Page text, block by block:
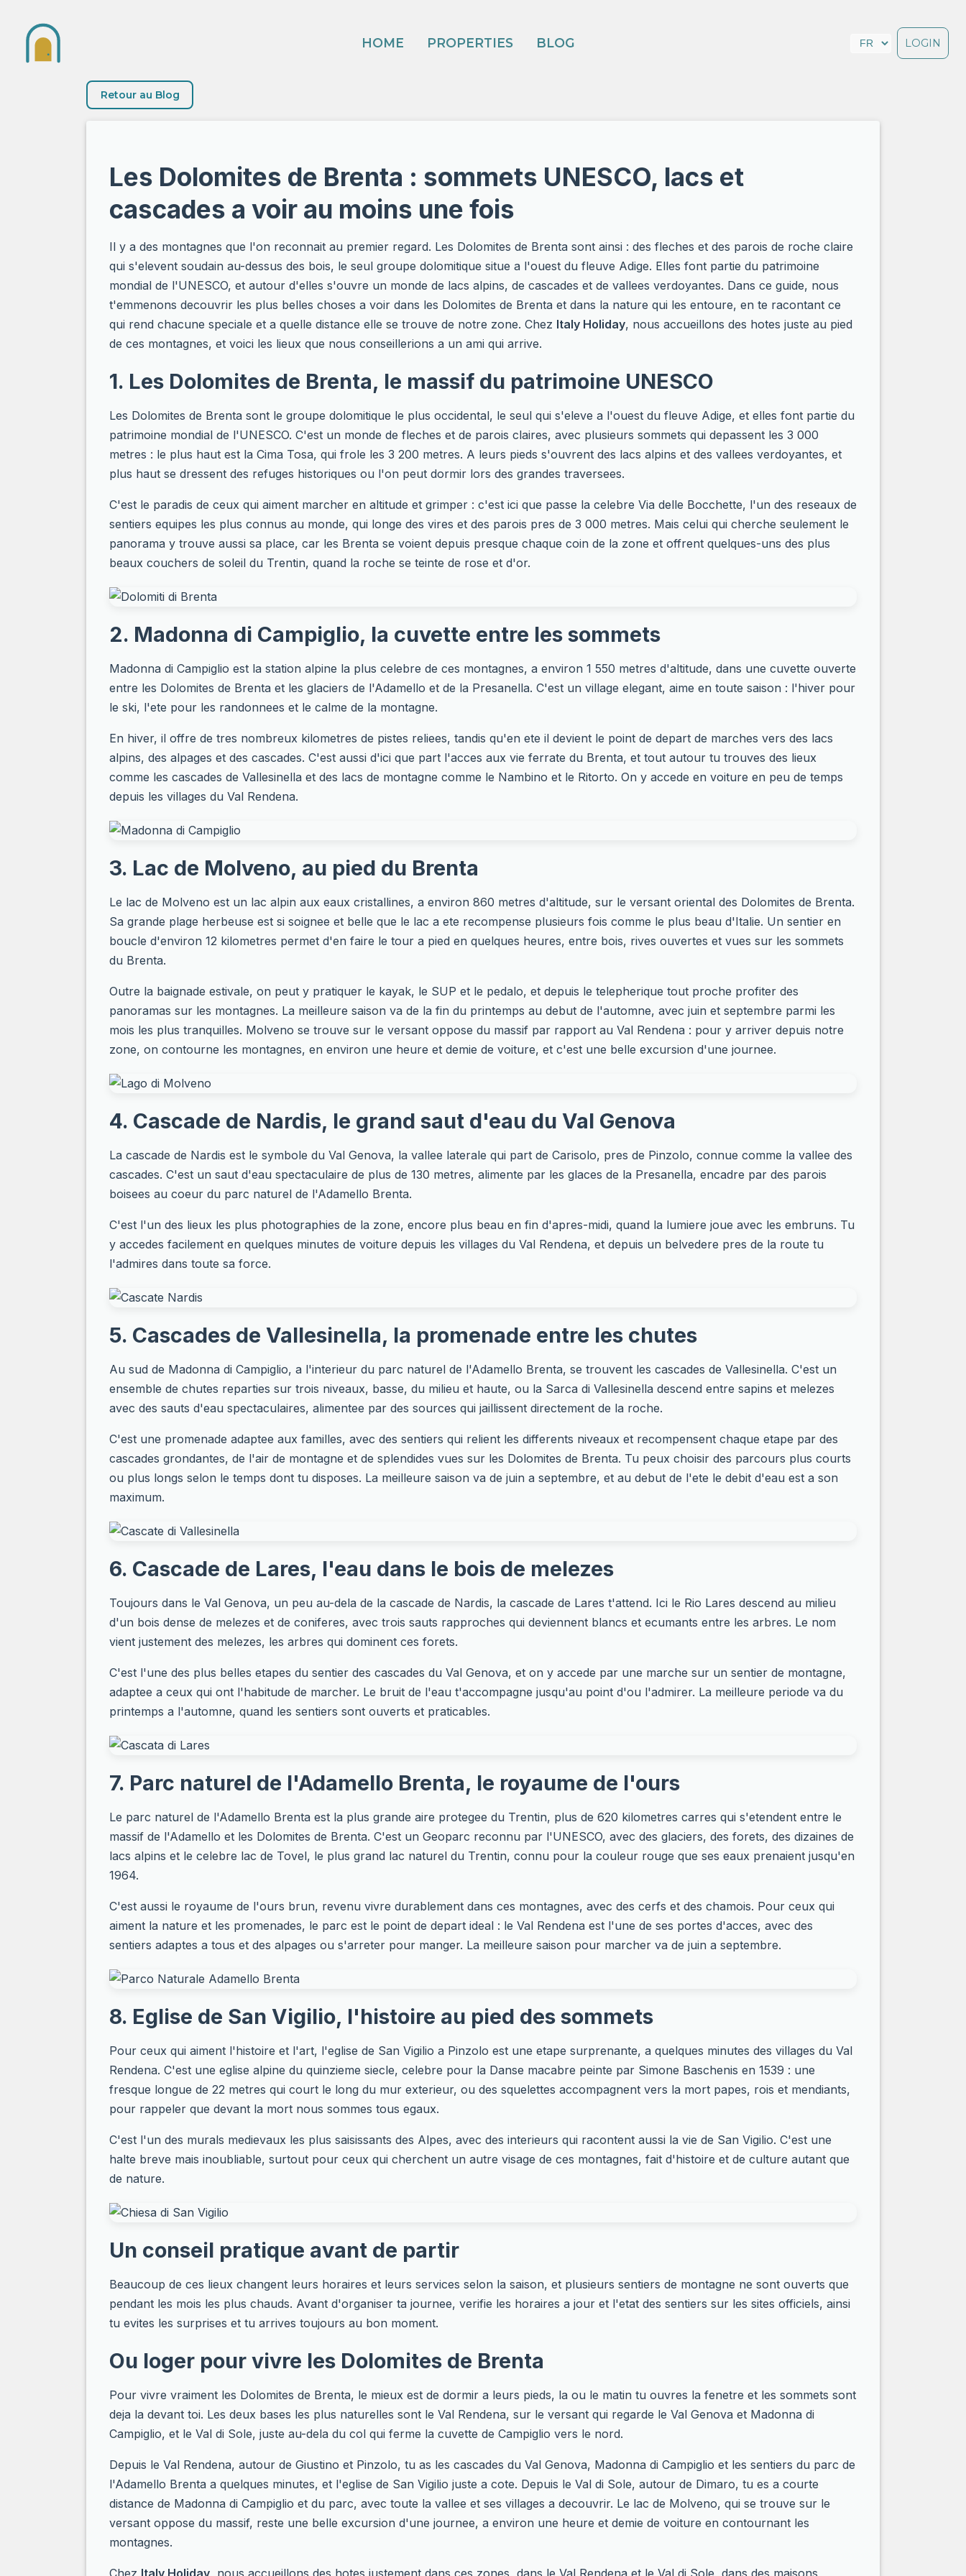
HOME PROPERTIES BLOG LOGIN
Retour au Blog
Les Dolomites de Brenta : sommets UNESCO, lacs et
cascades a voir au moins une fois
Il y a des montagnes que l'on reconnait au premier regard. Les Dolomites de Brenta sont ainsi : des fleches et des parois de roche claire
qui s'elevent soudain au-dessus des bois, le seul groupe dolomitique situe a l'ouest du fleuve Adige. Elles font partie du patrimoine
mondial de l'UNESCO, et autour d'elles s'ouvre un monde de lacs alpins, de cascades et de vallees verdoyantes. Dans ce guide, nous
t'emmenons decouvrir les plus belles choses a voir dans les Dolomites de Brenta et dans la nature qui les entoure, en te racontant ce
qui rend chacune speciale et a quelle distance elle se trouve de notre zone. Chez Italy Holiday, nous accueillons des hotes juste au pied
de ces montagnes, et voici les lieux que nous conseillerions a un ami qui arrive.
1. Les Dolomites de Brenta, le massif du patrimoine UNESCO
Les Dolomites de Brenta sont le groupe dolomitique le plus occidental, le seul qui s'eleve a l'ouest du fleuve Adige, et elles font partie du
patrimoine mondial de l'UNESCO. C'est un monde de fleches et de parois claires, avec plusieurs sommets qui depassent les 3 000
metres : le plus haut est la Cima Tosa, qui frole les 3 200 metres. A leurs pieds s'ouvrent des lacs alpins et des vallees verdoyantes, et
plus haut se dressent des refuges historiques ou l'on peut dormir lors des grandes traversees.
C'est le paradis de ceux qui aiment marcher en altitude et grimper : c'est ici que passe la celebre Via delle Bocchette, l'un des reseaux de
sentiers equipes les plus connus au monde, qui longe des vires et des parois pres de 3 000 metres. Mais celui qui cherche seulement le
panorama y trouve aussi sa place, car les Brenta se voient depuis presque chaque coin de la zone et offrent quelques-uns des plus
beaux couchers de soleil du Trentin, quand la roche se teinte de rose et d'or.
2. Madonna di Campiglio, la cuvette entre les sommets
Madonna di Campiglio est la station alpine la plus celebre de ces montagnes, a environ 1 550 metres d'altitude, dans une cuvette ouverte
entre les Dolomites de Brenta et les glaciers de l'Adamello et de la Presanella. C'est un village elegant, aime en toute saison : l'hiver pour
le ski, l'ete pour les randonnees et le calme de la montagne.
En hiver, il offre de tres nombreux kilometres de pistes reliees, tandis qu'en ete il devient le point de depart de marches vers des lacs
alpins, des alpages et des cascades. C'est aussi d'ici que part l'acces aux vie ferrate du Brenta, et tout autour tu trouves des lieux
comme les cascades de Vallesinella et des lacs de montagne comme le Nambino et le Ritorto. On y accede en voiture en peu de temps
depuis les villages du Val Rendena.
3. Lac de Molveno, au pied du Brenta
Le lac de Molveno est un lac alpin aux eaux cristallines, a environ 860 metres d'altitude, sur le versant oriental des Dolomites de Brenta.
Sa grande plage herbeuse est si soignee et belle que le lac a ete recompense plusieurs fois comme le plus beau d'Italie. Un sentier en
boucle d'environ 12 kilometres permet d'en faire le tour a pied en quelques heures, entre bois, rives ouvertes et vues sur les sommets
du Brenta.
Outre la baignade estivale, on peut y pratiquer le kayak, le SUP et le pedalo, et depuis le telepherique tout proche profiter des
panoramas sur les montagnes. La meilleure saison va de la fin du printemps au debut de l'automne, avec juin et septembre parmi les
mois les plus tranquilles. Molveno se trouve sur le versant oppose du massif par rapport au Val Rendena : pour y arriver depuis notre
zone, on contourne les montagnes, en environ une heure et demie de voiture, et c'est une belle excursion d'une journee.
4. Cascade de Nardis, le grand saut d'eau du Val Genova
La cascade de Nardis est le symbole du Val Genova, la vallee laterale qui part de Carisolo, pres de Pinzolo, connue comme la vallee des
cascades. C'est un saut d'eau spectaculaire de plus de 130 metres, alimente par les glaces de la Presanella, encadre par des parois
boisees au coeur du parc naturel de l'Adamello Brenta.
C'est l'un des lieux les plus photographies de la zone, encore plus beau en fin d'apres-midi, quand la lumiere joue avec les embruns. Tu
y accedes facilement en quelques minutes de voiture depuis les villages du Val Rendena, et depuis un belvedere pres de la route tu
l'admires dans toute sa force.
5. Cascades de Vallesinella, la promenade entre les chutes
Au sud de Madonna di Campiglio, a l'interieur du parc naturel de l'Adamello Brenta, se trouvent les cascades de Vallesinella. C'est un
ensemble de chutes reparties sur trois niveaux, basse, du milieu et haute, ou la Sarca di Vallesinella descend entre sapins et melezes
avec des sauts d'eau spectaculaires, alimentee par des sources qui jaillissent directement de la roche.
C'est une promenade adaptee aux familles, avec des sentiers qui relient les differents niveaux et recompensent chaque etape par des
cascades grondantes, de l'air de montagne et de splendides vues sur les Dolomites de Brenta. Tu peux choisir des parcours plus courts
ou plus longs selon le temps dont tu disposes. La meilleure saison va de juin a septembre, et au debut de l'ete le debit d'eau est a son
maximum.
6. Cascade de Lares, l'eau dans le bois de melezes
Toujours dans le Val Genova, un peu au-dela de la cascade de Nardis, la cascade de Lares t'attend. Ici le Rio Lares descend au milieu
d'un bois dense de melezes et de coniferes, avec trois sauts rapproches qui deviennent blancs et ecumants entre les arbres. Le nom
vient justement des melezes, les arbres qui dominent ces forets.
C'est l'une des plus belles etapes du sentier des cascades du Val Genova, et on y accede par une marche sur un sentier de montagne,
adaptee a ceux qui ont l'habitude de marcher. Le bruit de l'eau t'accompagne jusqu'au point d'ou l'admirer. La meilleure periode va du
printemps a l'automne, quand les sentiers sont ouverts et praticables.
7. Parc naturel de l'Adamello Brenta, le royaume de l'ours
Le parc naturel de l'Adamello Brenta est la plus grande aire protegee du Trentin, plus de 620 kilometres carres qui s'etendent entre le
massif de l'Adamello et les Dolomites de Brenta. C'est un Geoparc reconnu par l'UNESCO, avec des glaciers, des forets, des dizaines de
lacs alpins et le celebre lac de Tovel, le plus grand lac naturel du Trentin, connu pour la couleur rouge que ses eaux prenaient jusqu'en
1964.
C'est aussi le royaume de l'ours brun, revenu vivre durablement dans ces montagnes, avec des cerfs et des chamois. Pour ceux qui
aiment la nature et les promenades, le parc est le point de depart ideal : le Val Rendena est l'une de ses portes d'acces, avec des
sentiers adaptes a tous et des alpages ou s'arreter pour manger. La meilleure saison pour marcher va de juin a septembre.
8. Eglise de San Vigilio, l'histoire au pied des sommets
Pour ceux qui aiment l'histoire et l'art, l'eglise de San Vigilio a Pinzolo est une etape surprenante, a quelques minutes des villages du Val
Rendena. C'est une eglise alpine du quinzieme siecle, celebre pour la Danse macabre peinte par Simone Baschenis en 1539 : une
fresque longue de 22 metres qui court le long du mur exterieur, ou des squelettes accompagnent vers la mort papes, rois et mendiants,
pour rappeler que devant la mort nous sommes tous egaux.
C'est l'un des murals medievaux les plus saisissants des Alpes, avec des interieurs qui racontent aussi la vie de San Vigilio. C'est une
halte breve mais inoubliable, surtout pour ceux qui cherchent un autre visage de ces montagnes, fait d'histoire et de culture autant que
de nature.
Un conseil pratique avant de partir
Beaucoup de ces lieux changent leurs horaires et leurs services selon la saison, et plusieurs sentiers de montagne ne sont ouverts que
pendant les mois les plus chauds. Avant d'organiser ta journee, verifie les horaires a jour et l'etat des sentiers sur les sites officiels, ainsi
tu evites les surprises et tu arrives toujours au bon moment.
Ou loger pour vivre les Dolomites de Brenta
Pour vivre vraiment les Dolomites de Brenta, le mieux est de dormir a leurs pieds, la ou le matin tu ouvres la fenetre et les sommets sont
deja la devant toi. Les deux bases les plus naturelles sont le Val Rendena, sur le versant qui regarde le Val Genova et Madonna di
Campiglio, et le Val di Sole, juste au-dela du col qui ferme la cuvette de Campiglio vers le nord.
Depuis le Val Rendena, autour de Giustino et Pinzolo, tu as les cascades du Val Genova, Madonna di Campiglio et les sentiers du parc de
l'Adamello Brenta a quelques minutes, et l'eglise de San Vigilio juste a cote. Depuis le Val di Sole, autour de Dimaro, tu es a courte
distance de Madonna di Campiglio et du parc, avec toute la vallee et ses villages a decouvrir. Le lac de Molveno, qui se trouve sur le
versant oppose du massif, reste une belle excursion d'une journee, a environ une heure et demie de voiture en contournant les
montagnes.
Chez Italy Holiday , nous accueillons des hotes justement dans ces zones, dans le Val Rendena et le Val di Sole, dans des maisons